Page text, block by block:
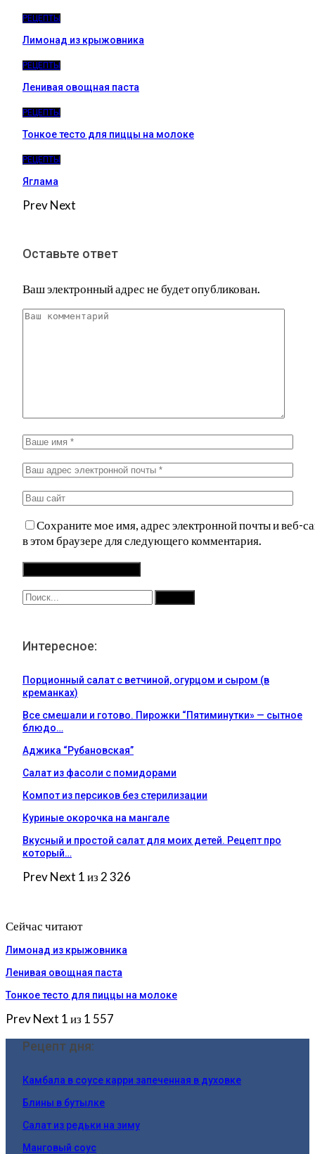
РЕЦЕПТЫ
Лимонад из крыжовника
РЕЦЕПТЫ
Ленивая овощная паста
РЕЦЕПТЫ
Тонкое тесто для пиццы на молоке
РЕЦЕПТЫ
Яглама
PrevNext
Оставьте ответ
Ваш электронный адрес не будет опубликован.
Сохраните мое имя, адрес электронной почты и веб-
в этом браузере для следующего комментария.
Интересное:
Порционный салат с ветчиной, огурцом и сыром (в
креманках)
Все смешали и готово. Пирожки “Пятиминутки» — сытное
блюдо…
Аджика “Рубановская”
Салат из фасоли с помидорами
Компот из персиков без стерилизации
Куриные окорочка на мангале
Вкусный и простой салат для моих детей. Рецепт про
который…
PrevNext 1 из 2 326
Сейчас читают
Лимонад из крыжовника
Ленивая овощная паста
Тонкое тесто для пиццы на молоке
PrevNext 1 из 1 557
Рецепт дня:
Камбала в соусе карри запеченная в духовке
Блины в бутылке
Салат из редьки на зиму
Манговый соус